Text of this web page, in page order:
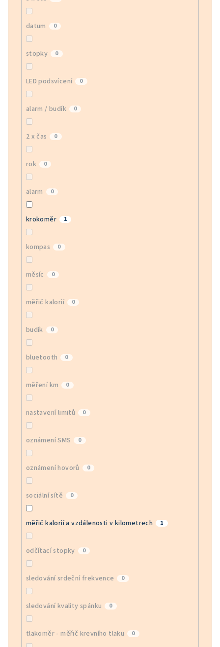
datum 0
stopky 0
LED podsvícení 0
alarm / budík 0
2 x čas 0
rok 0
alarm 0
krokoměr 1
kompas 0
měsíc 0
měřič kalorií 0
budík 0
bluetooth 0
měření km 0
nastavení limitů 0
oznámení SMS 0
oznámení hovorů 0
sociální sítě 0
měřič kalorií a vzdálenosti v kilometrech 1
odčítací stopky 0
sledování srdeční frekvence 0
sledování kvality spánku 0
tlakoměr - měřič krevního tlaku 0